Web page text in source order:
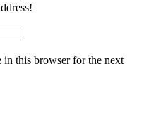
in this browser for the next